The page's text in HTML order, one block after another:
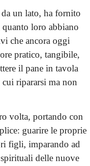
da un lato, ha fornito
quanto loro abbiano
che ancora oggi
pratico, tangibile,
il pane in tavola
ripararsi ma non
volta, portando con
guarire le proprie
figli, imparando ad
delle nuove